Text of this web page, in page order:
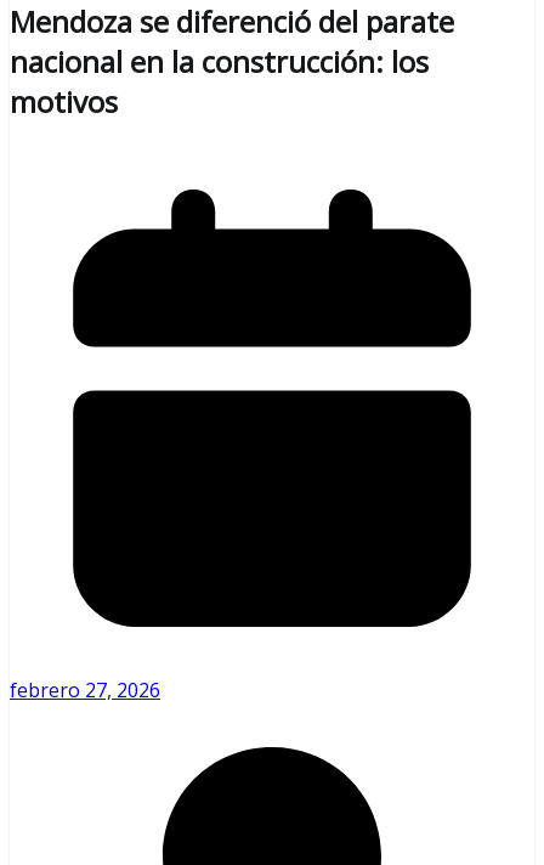
Mendoza se diferenció del parate
nacional en la construcción: los
motivos
febrero 27, 2026